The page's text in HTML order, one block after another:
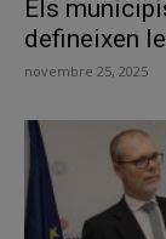
Els
defineixen
novembre 25, 2025